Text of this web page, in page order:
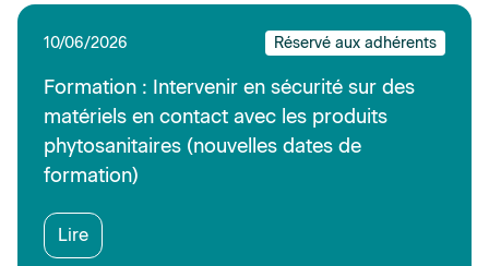
10/06/2026 Réservé aux adhérents
Formation : Intervenir en sécurité sur des
matériels en contact avec les produits
phytosanitaires (nouvelles dates de
formation)
Lire